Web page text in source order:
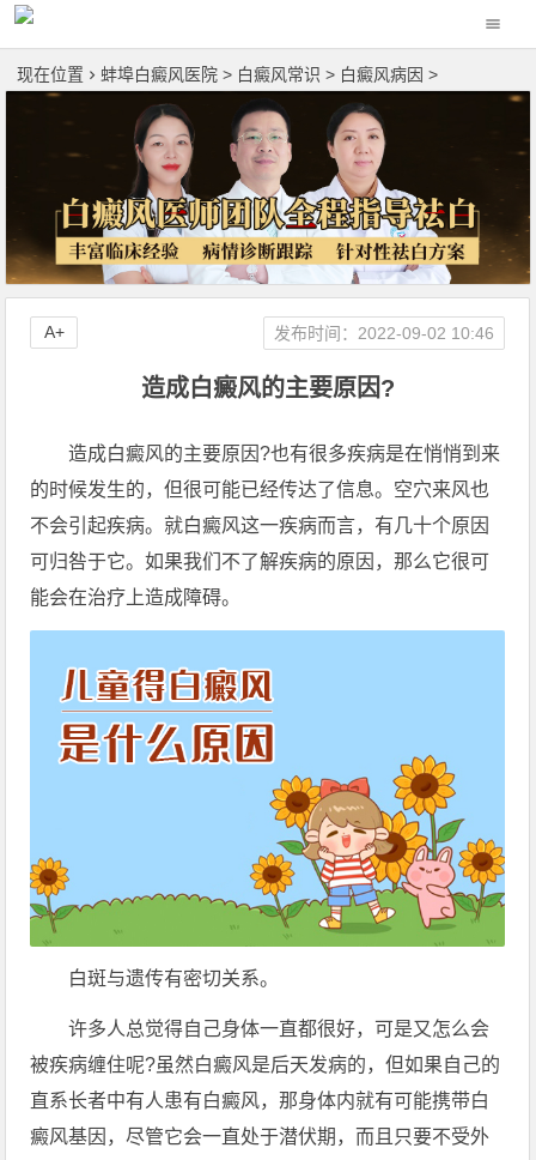
现在位置 蚌埠白癜风医院 > 白癜风常识 > 白癜风病因 >
造成白癜风的主要原因?
发布时间：2022-09-02 10:46
A+
造成白癜风的主要原因?也有很多疾病是在悄悄到来
的时候发生的，但很可能已经传达了信息。空穴来风也
不会引起疾病。就白癜风这一疾病而言，有几十个原因
可归咎于它。如果我们不了解疾病的原因，那么它很可
能会在治疗上造成障碍。
白斑与遗传有密切关系。
许多人总觉得自己身体一直都很好，可是又怎么会
被疾病缠住呢?虽然白癜风是后天发病的，但如果自己的
直系长者中有人患有白癜风，那身体内就有可能携带白
癜风基因，尽管它会一直处于潜伏期，而且只要不受外